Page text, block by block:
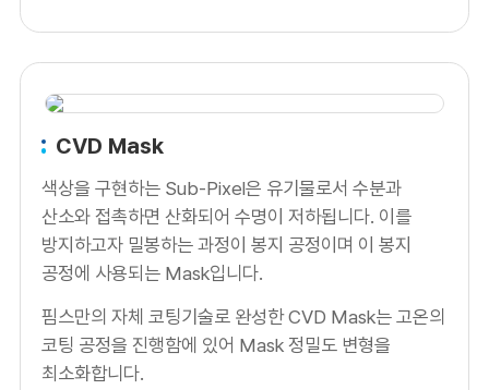
CVD Mask
색상을 구현하는 Sub-Pixel은 유기물로서 수분과
산소와 접촉하면 산화되어 수명이 저하됩니다. 이를
방지하고자 밀봉하는 과정이 봉지 공정이며 이 봉지
공정에 사용되는 Mask입니다.
핌스만의 자체 코팅기술로 완성한 CVD Mask는 고온의
코팅 공정을 진행함에 있어 Mask 정밀도 변형을
최소화합니다.